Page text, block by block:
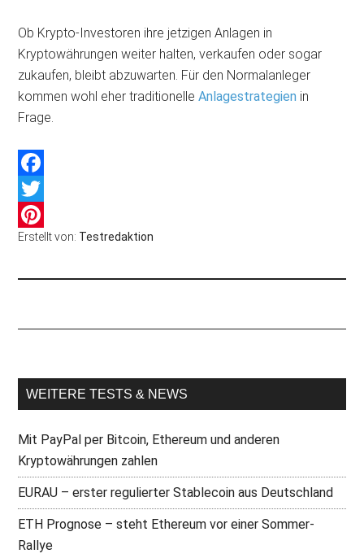
Ob Krypto-Investoren ihre jetzigen Anlagen in
Kryptowährungen weiter halten, verkaufen oder sogar
zukaufen, bleibt abzuwarten. Für den Normalanleger
kommen wohl eher traditionelleAnlagestrategien in
Frage.
Facebook
Twitter
Pinterest
Erstellt von: Testredaktion
WEITERE TESTS & NEWS
Mit PayPal per Bitcoin, Ethereum und anderen
Kryptowährungen zahlen
EURAU – erster regulierter Stablecoin aus Deutschland
ETH Prognose – steht Ethereum vor einer Sommer-
Rallye